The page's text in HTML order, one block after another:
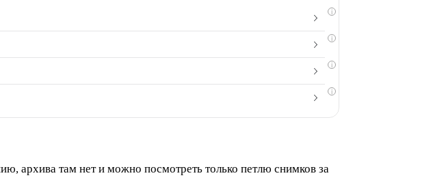
i
i
i
i
архива там нет и можно посмотреть только петлю снимков за